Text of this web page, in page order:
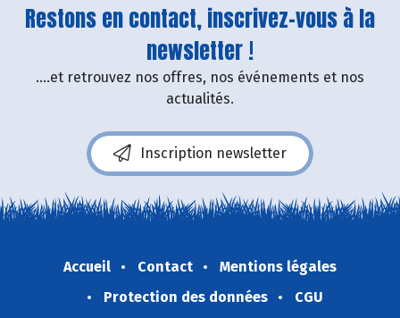
Restons en contact, inscrivez-vous à la
newsletter !
....et retrouvez nos offres, nos événements et nos
actualités.
Inscription newsletter
Accueil Contact
Mentions légales
Protection des données
CGU